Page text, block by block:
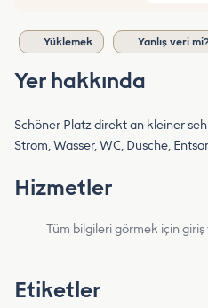
Yüklemek Yanlış veri
Yer hakkında
Schöner Platz direkt an kleiner
Strom, Wasser, WC, Dusche,
Hizmetler
Tüm bilgileri görmek için giriş
Etiketler